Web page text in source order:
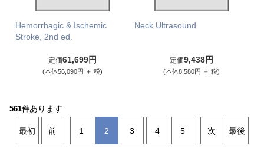
Hemorrhagic & Ischemic
Stroke, 2nd ed.
定価61,699円
(本体56,090円 ＋ 税)
Neck Ultrasound
定価9,438円
(本体8,580円 ＋ 税)
561件あります
最初 前 1 2 3 4 5 次 最後